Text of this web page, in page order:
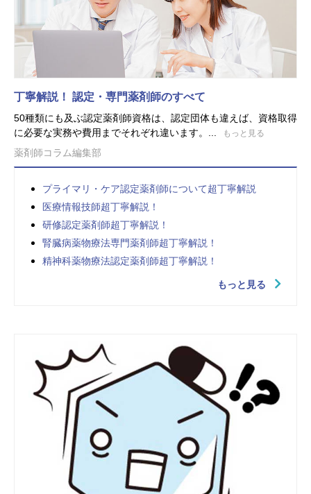
丁寧解説！ 認定・専門薬剤師のすべて
50種類にも及ぶ認定薬剤師資格は、認定団体も違えば、資格取得
に必要な実務や費用までそれぞれ違います。...
もっと見る
薬剤師コラム編集部
プライマリ・ケア認定薬剤師について超丁寧解説
医療情報技師超丁寧解説！
研修認定薬剤師超丁寧解説！
腎臓病薬物療法専門薬剤師超丁寧解説！
精神科薬物療法認定薬剤師超丁寧解説！
もっと見る